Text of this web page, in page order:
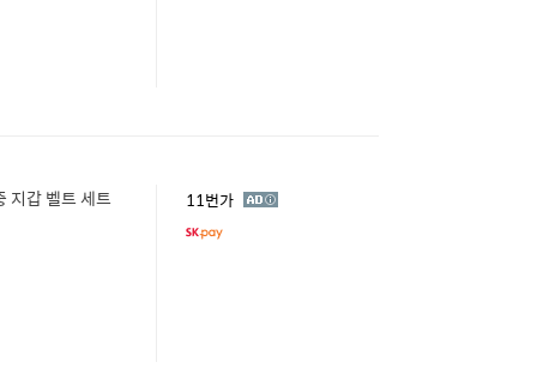
지갑 벨트 세트
11번가 광